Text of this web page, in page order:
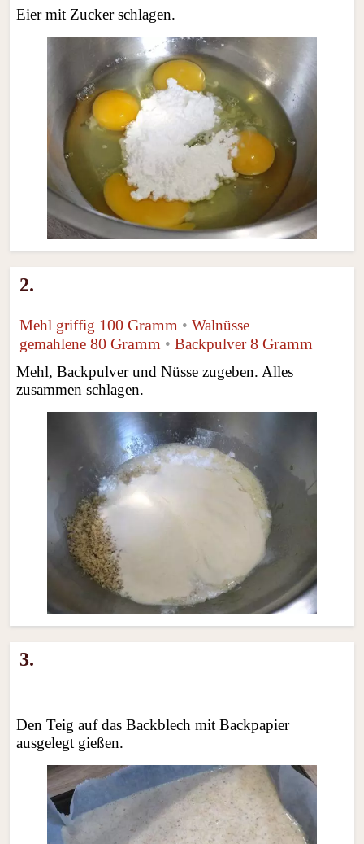
Eier mit Zucker schlagen.
2.
Mehl griffig 100 Gramm • Walnüsse
gemahlene 80 Gramm • Backpulver 8 Gramm
Mehl, Backpulver und Nüsse zugeben. Alles
zusammen schlagen.
3.
Den Teig auf das Backblech mit Backpapier
ausgelegt gießen.